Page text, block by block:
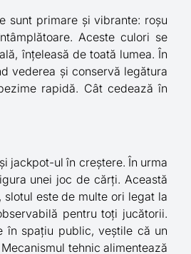
sunt primare și vibrante: roșu
Aceste culori se
înțeleasă de toată lumea. În
vederea și conservă legătura
rapidă. Cât cedează în
jackpot-ul în creștere. În urma
unei joc de cărți. Această
este de multe ori legat la
pentru toți jucătorii.
în spațiu public, veștile că un
tehnic alimentează